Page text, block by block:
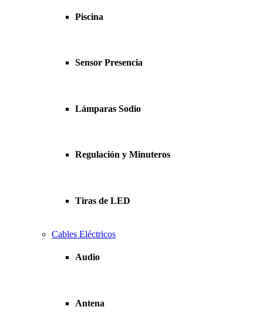
Piscina
Sensor Presencia
Lámparas Sodio
Regulación y Minuteros
Tiras de LED
Cables Eléctricos
Audio
Antena